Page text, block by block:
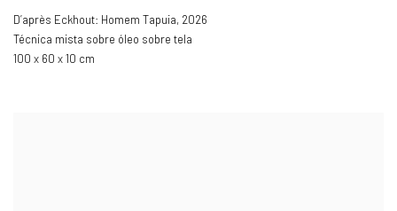
D’après Eckhout: Homem Tapuia, 2026
Técnica mista sobre óleo sobre tela
100 x 60 x 10 cm